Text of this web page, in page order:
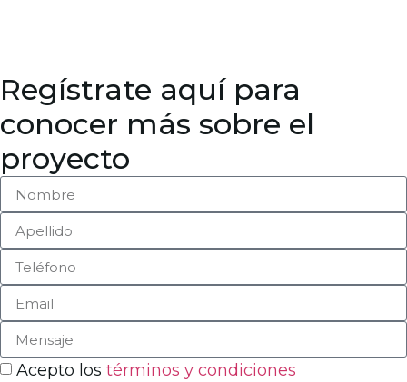
Regístrate aquí para
conocer más sobre el
proyecto
Acepto los términos y condiciones